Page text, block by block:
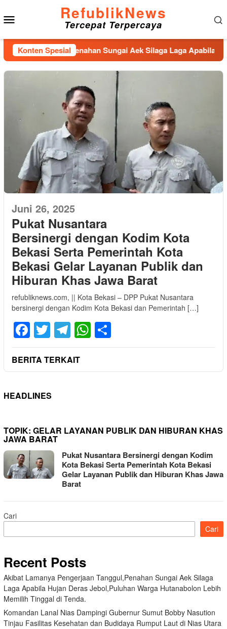
ke
konten
RefublikNews
Tercepat Terpercaya
Konten Spesial
Tanggul,Penahan Sungai Aek Silaga Laga Apabila Hujan
Juni 26, 2025
Pukat Nusantara
Bersinergi dengan Kodim Kota
Bekasi Serta Pemerintah Kota
Bekasi Gelar Layanan Publik dan
Hiburan Khas Jawa Barat
refubliknews.com, || Kota Bekasi – DPP Pukat Nusantara
bersinergi dengan Kodim Kota Bekasi dan Pemerintah […]
Facebook
Twitter
Telegram
WhatsApp
BERITA TERKAIT
HEADLINES
TOPIK: GELAR LAYANAN PUBLIK DAN HIBURAN KHAS
JAWA BARAT
Pukat Nusantara Bersinergi dengan Kodim
Kota Bekasi Serta Pemerintah Kota Bekasi
Gelar Layanan Publik dan Hiburan Khas Jawa
Barat
Cari
Cari
Recent Posts
Akibat Lamanya Pengerjaan Tanggul,Penahan Sungai Aek Silaga
Laga Apabila Hujan Deras Jebol,Puluhan Warga Hutanabolon Lebih
Memilih Tinggal di Tenda.
Komandan Lanal Nias Dampingi Gubernur Sumut Bobby Nasution
Tinjau Fasilitas Kesehatan dan Budidaya Rumput Laut di Nias Utara